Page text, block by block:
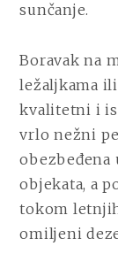
sunčanje.
Boravak na
ležaljkama
kvalitetni i
vrlo nežni
objekata, a
tokom
omiljeni